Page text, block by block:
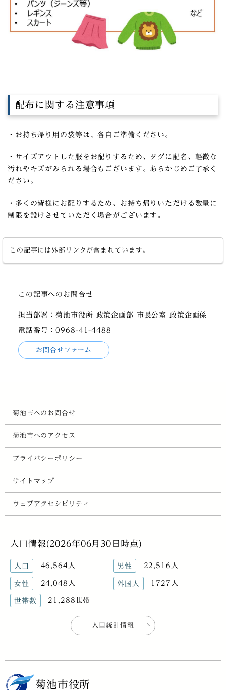
配布に関する注意事項
・お持ち帰り用の袋等は、各自ご準備ください。
・サイズアウトした服をお配りするため、タグに記名、軽微な
汚れやキズがみられる場合もございます。あらかじめご了承く
ださい。
・多くの皆様にお配りするため、お持ち帰りいただける数量に
制限を設けさせていただく場合がございます。
この記事には外部リンクが含まれています。
この記事へのお問合せ
担当部署：菊池市役所 政策企画部 市長公室 政策企画係
電話番号：0968-41-4488
お問合せフォーム
菊池市へのお問合せ
菊池市へのアクセス
プライバシーポリシー
サイトマップ
ウェブアクセシビリティ
人口情報(2026年06月30日時点)
人口 46,564人 男性 22,516人
女性 24,048人 外国人 1727人
世帯数 21,288世帯
人口統計情報
菊池市役所